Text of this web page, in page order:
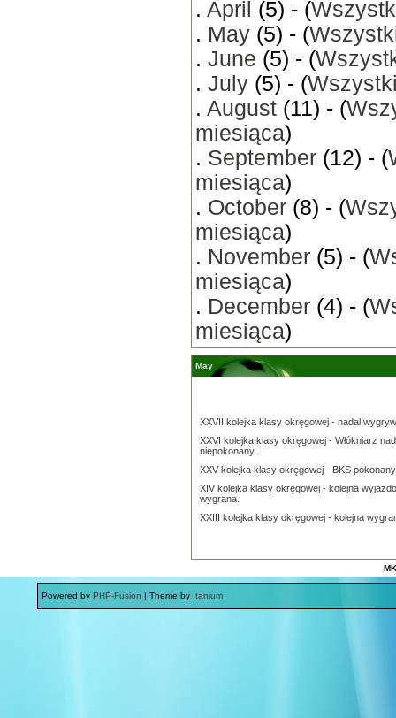
. April (5) - (
. May (5) - (
. June (5) - (
. July (5) - (
. August (11) - (
miesiąca)
. September (12) - (
miesiąca)
. October (8) - (
miesiąca)
. November (5) - (
miesiąca)
. December (4) - (
miesiąca)
May
XXVII kolejka klasy okręgowej - nadal
XXVI kolejka klasy okręgowej - Włókniarz
niepokonany.
XXV kolejka klasy okręgowej - BKS
XIV kolejka klasy okręgowej - kolejna
wygrana.
XXIII kolejka klasy okręgowej - kolejna
Powered by PHP-Fusion | Theme by Itanium